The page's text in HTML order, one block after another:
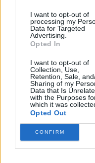
I want to opt-out of
processing my
Data for Targeted
Advertising.
Opted In
I want to opt-out of
Collection, Use,
Retention, Sale,
Sharing of my
Data that Is
with the Purposes
which it was
Opted Out
CONFIRM
internazionale
droghe". Spinelli:
Redazione